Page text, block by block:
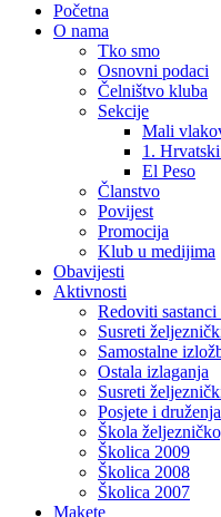
Početna
O nama
Tko smo
Osnovni podaci
Čelništvo kluba
Sekcije
Mali
1.
El Peso
Članstvo
Povijest
Promocija
Klub u medijima
Obavijesti
Aktivnosti
Redoviti sastanci
Susreti
Samostalne
Ostala izlaganja
Susreti
Posjete i druženja
Škola
Školica 2009
Školica 2008
Školica 2007
Makete